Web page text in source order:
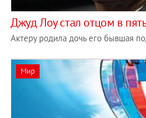
Джуд Лоу стал отцом в
Актеру родила дочь его бывшая
Мир